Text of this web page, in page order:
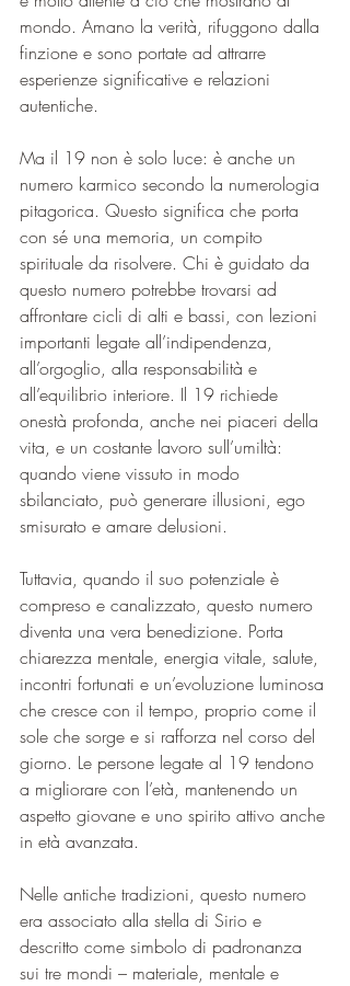
mondo. Amano la verità, rifuggono dalla
finzione e sono portate ad attrarre
esperienze significative e relazioni
autentiche.
Ma il 19 non è solo luce: è anche un
numero karmico secondo la numerologia
pitagorica. Questo significa che porta
con sé una memoria, un compito
spirituale da risolvere. Chi è guidato da
questo numero potrebbe trovarsi ad
affrontare cicli di alti e bassi, con lezioni
importanti legate all’indipendenza,
all’orgoglio, alla responsabilità e
all’equilibrio interiore. Il 19 richiede
onestà profonda, anche nei piaceri della
vita, e un costante lavoro sull’umiltà:
quando viene vissuto in modo
sbilanciato, può generare illusioni, ego
smisurato e amare delusioni.
Tuttavia, quando il suo potenziale è
compreso e canalizzato, questo numero
diventa una vera benedizione. Porta
chiarezza mentale, energia vitale, salute,
incontri fortunati e un’evoluzione luminosa
che cresce con il tempo, proprio come il
sole che sorge e si rafforza nel corso del
giorno. Le persone legate al 19 tendono
a migliorare con l’età, mantenendo un
aspetto giovane e uno spirito attivo anche
in età avanzata.
Nelle antiche tradizioni, questo numero
era associato alla stella di Sirio e
descritto come simbolo di padronanza
sui tre mondi – materiale, mentale e